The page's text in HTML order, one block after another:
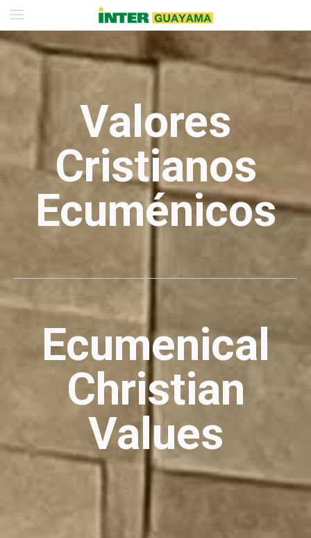
Valores
Cristianos
Ecuménicos
Ecumenical
Christian
Values